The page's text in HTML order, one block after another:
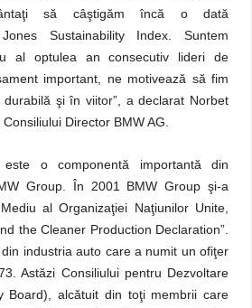
să câştigăm încă o dată
Sustainability Index. Suntem
al optulea an consecutiv lideri de
important, ne motivează să fim
şi în viitor”, a declarat Norbet
Director BMW AG.
este o componentă importantă din
Group. În 2001 BMW Group şi-a
al Organizaţiei Naţiunilor Unite,
the Cleaner Production Declaration”.
industria auto care a numit un ofiţer
Astăzi Consiliului pentru Dezvoltare
Board), alcătuit din toţi membrii care